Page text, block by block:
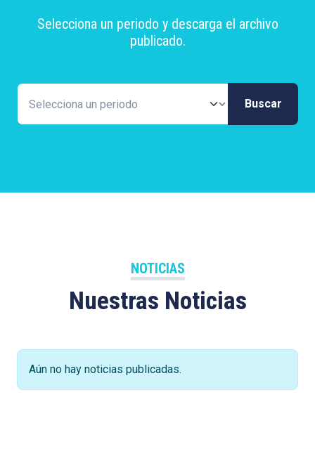
Selecciona un periodo y descarga el archivo
publicado.
Buscar
NOTICIAS
Nuestras Noticias
Aún no hay noticias publicadas.